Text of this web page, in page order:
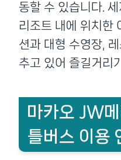
동할 수 있습니다.
리조트 내에 위치한
션과 대형 수영장,
추고 있어 즐길거리
마카오 JW
틀버스 이용